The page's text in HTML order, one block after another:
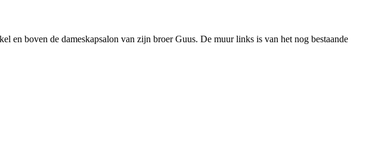
en boven de dameskapsalon van zijn broer Guus. De muur links is van het nog bestaande